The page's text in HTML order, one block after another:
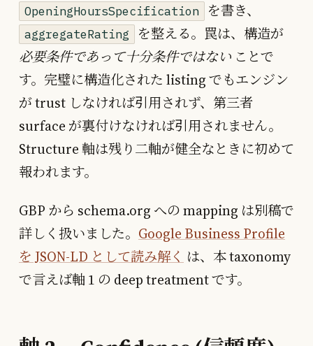
OpeningHoursSpecification を書き、
aggregateRating
を整える。罠は、構造が
必要条件であって十分条件ではない ことで
す。完璧に構造化された listing でもエンジン
が trust しなければ引用されず、第三者
surface が裏付けなければ引用されません。
Structure 軸は残り二軸が健全なときに初めて
報われます。
GBP から schema.org への mapping は別稿で
詳しく扱いました。 Google Business Profile
を JSON-LD として読み解く は、本 taxonomy
で言えば軸 1 の deep treatment です。